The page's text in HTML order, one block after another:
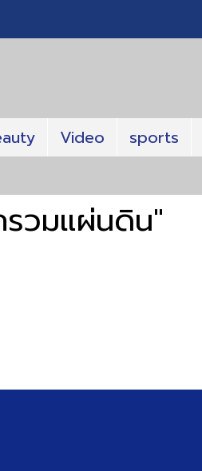
Video sports
รวมแผ่นดิน"